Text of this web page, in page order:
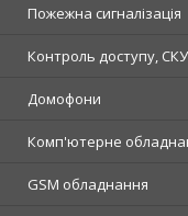
Пожежна сигналізація
Контроль доступу,
Домофони
Комп'ютерне
GSM обладнання